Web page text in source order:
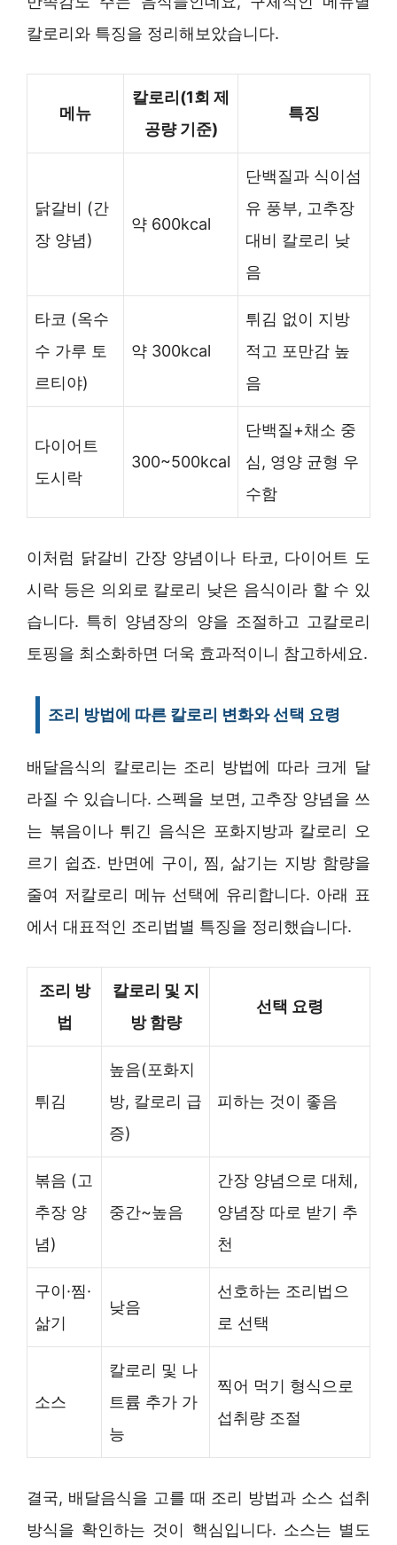
칼로리와 특징을 정리해보았습니다.
메뉴
칼로리(1회 제
공량 기준)
특징
닭갈비 (간
장 양념)
약 600kcal
단백질과 식이섬
유 풍부, 고추장
대비 칼로리 낮
음
타코 (옥수
수 가루 토
르티야)
약 300kcal
튀김 없이 지방
적고 포만감 높
음
다이어트
도시락
300~500kcal
단백질+채소 중
심, 영양 균형 우
수함
이처럼 닭갈비 간장 양념이나 타코, 다이어트 도
시락 등은 의외로 칼로리 낮은 음식이라 할 수 있
습니다. 특히 양념장의 양을 조절하고 고칼로리
토핑을 최소화하면 더욱 효과적이니 참고하세요.
조리 방법에 따른 칼로리 변화와 선택 요령
배달음식의 칼로리는 조리 방법에 따라 크게 달
라질 수 있습니다. 스펙을 보면, 고추장 양념을 쓰
는 볶음이나 튀긴 음식은 포화지방과 칼로리 오
르기 쉽죠. 반면에 구이, 찜, 삶기는 지방 함량을
줄여 저칼로리 메뉴 선택에 유리합니다. 아래 표
에서 대표적인 조리법별 특징을 정리했습니다.
조리 방
법
칼로리 및 지
방 함량
선택 요령
튀김
높음(포화지
방, 칼로리 급
증)
피하는 것이 좋음
볶음 (고
추장 양
념)
중간~높음
간장 양념으로 대체,
양념장 따로 받기 추
천
구이·찜·
삶기
낮음
선호하는 조리법으
로 선택
소스
칼로리 및 나
트륨 추가 가
능
찍어 먹기 형식으로
섭취량 조절
결국, 배달음식을 고를 때 조리 방법과 소스 섭취
방식을 확인하는 것이 핵심입니다. 소스는 별도